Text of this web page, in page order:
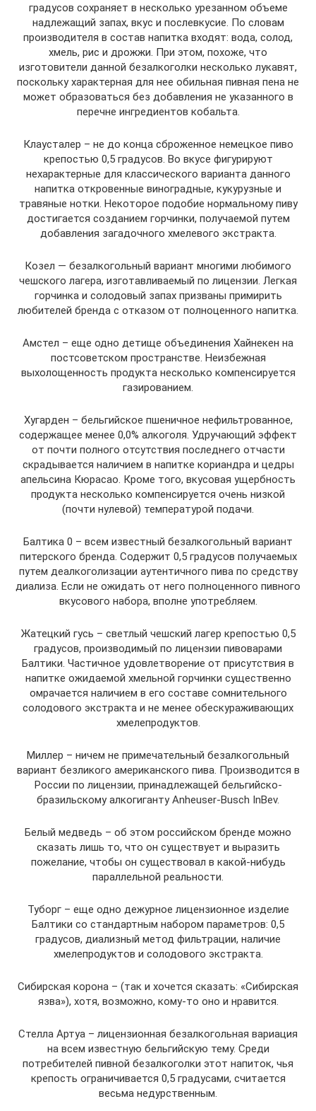
градусов сохраняет в несколько урезанном объеме
надлежащий запах, вкус и послевкусие. По словам
производителя в состав напитка входят: вода, солод,
хмель, рис и дрожжи. При этом, похоже, что
изготовители данной безалкоголки несколько лукавят,
поскольку характерная для нее обильная пивная пена не
может образоваться без добавления не указанного в
перечне ингредиентов кобальта.
Клаусталер – не до конца сброженное немецкое пиво
крепостью 0,5 градусов. Во вкусе фигурируют
нехарактерные для классического варианта данного
напитка откровенные виноградные, кукурузные и
травяные нотки. Некоторое подобие нормальному пиву
достигается созданием горчинки, получаемой путем
добавления загадочного хмелевого экстракта.
Козел — безалкогольный вариант многими любимого
чешского лагера, изготавливаемый по лицензии. Легкая
горчинка и солодовый запах призваны примирить
любителей бренда с отказом от полноценного напитка.
Амстел – еще одно детище объединения Хайнекен на
постсоветском пространстве. Неизбежная
выхолощенность продукта несколько компенсируется
газированием.
Хугарден – бельгийское пшеничное нефильтрованное,
содержащее менее 0,0% алкоголя. Удручающий эффект
от почти полного отсутствия последнего отчасти
скрадывается наличием в напитке кориандра и цедры
апельсина Кюрасао. Кроме того, вкусовая ущербность
продукта несколько компенсируется очень низкой
(почти нулевой) температурой подачи.
Балтика 0 – всем известный безалкогольный вариант
питерского бренда. Содержит 0,5 градусов получаемых
путем деалкоголизации аутентичного пива по средству
диализа. Если не ожидать от него полноценного пивного
вкусового набора, вполне употребляем.
Жатецкий гусь – светлый чешский лагер крепостью 0,5
градусов, производимый по лицензии пивоварами
Балтики. Частичное удовлетворение от присутствия в
напитке ожидаемой хмельной горчинки существенно
омрачается наличием в его составе сомнительного
солодового экстракта и не менее обескураживающих
хмелепродуктов.
Миллер – ничем не примечательный безалкогольный
вариант безликого американского пива. Производится в
России по лицензии, принадлежащей бельгийско-
бразильскому алкогиганту Anheuser-Busch InBev.
Белый медведь – об этом российском бренде можно
сказать лишь то, что он существует и выразить
пожелание, чтобы он существовал в какой-нибудь
параллельной реальности.
Туборг – еще одно дежурное лицензионное изделие
Балтики со стандартным набором параметров: 0,5
градусов, диализный метод фильтрации, наличие
хмелепродуктов и солодового экстракта.
Сибирская корона – (так и хочется сказать: «Сибирская
язва»), хотя, возможно, кому-то оно и нравится.
Стелла Артуа – лицензионная безалкогольная вариация
на всем известную бельгийскую тему. Среди
потребителей пивной безалкоголки этот напиток, чья
крепость ограничивается 0,5 градусами, считается
весьма недурственным.